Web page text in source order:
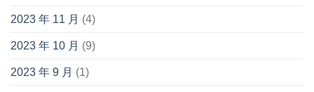
2023 年 11 月 (4)
2023 年 10 月 (9)
2023 年 9 月 (1)